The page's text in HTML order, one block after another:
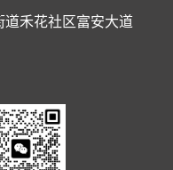
禾花社区富安大道